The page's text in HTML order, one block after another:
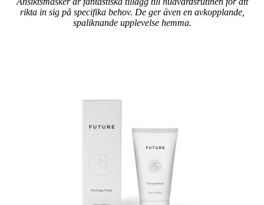
rikta in sig på specifika behov. De ger även en avkopplande,
spaliknande upplevelse hemma.